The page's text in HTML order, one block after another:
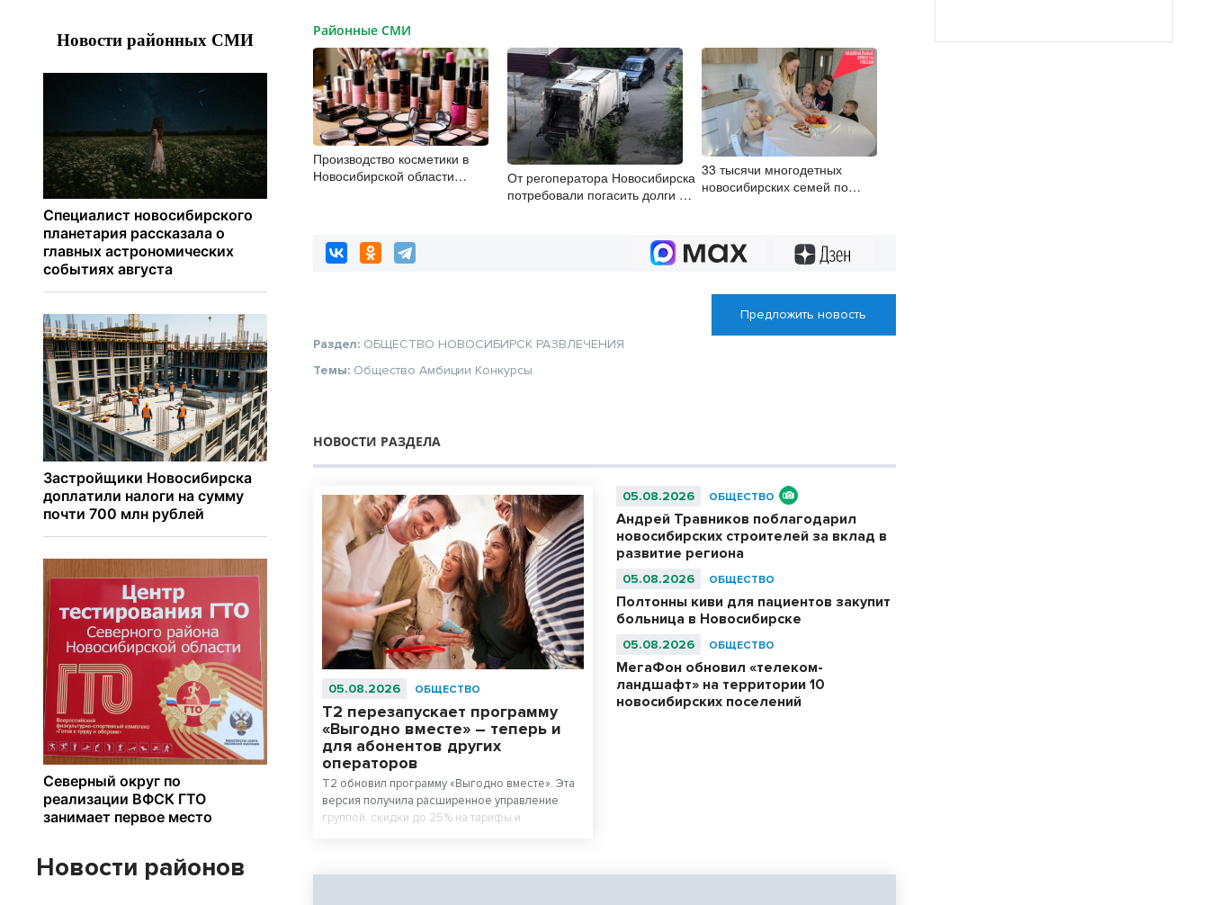
Районные СМИ
Производство косметики в
Новосибирской области
От регоператора Новосибирска
потребовали погасить долги на
33 тысячи многодетных
новосибирских семей по
Предложить новость
Раздел: ОБЩЕСТВО НОВОСИБИРСК РАЗВЛЕЧЕНИЯ
Темы: Общество Амбиции Конкурсы
НОВОСТИ РАЗДЕЛА
05.08.2026 ОБЩЕСТВО
Т2 перезапускает программу
«Выгодно вместе» – теперь и
для абонентов других
операторов
T2 обновил программу «Выгодно вместе». Эта
версия получила расширенное управление
группой, скидки до 25% на тарифы и
05.08.2026 ОБЩЕСТВО
Андрей Травников поблагодарил
новосибирских строителей за вклад в
развитие региона
05.08.2026 ОБЩЕСТВО
Полтонны киви для пациентов закупит
больница в Новосибирске
05.08.2026 ОБЩЕСТВО
МегаФон обновил «телеком-
ландшафт» на территории 10
новосибирских поселений
Новости районов